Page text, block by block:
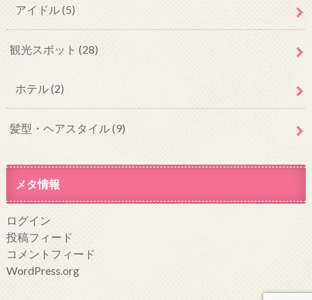
アイドル(5)
観光スポット (28)
ホテル(2)
髪型・ヘアスタイル(9)
メタ情報
ログイン
投稿フィード
コメントフィード
WordPress.org